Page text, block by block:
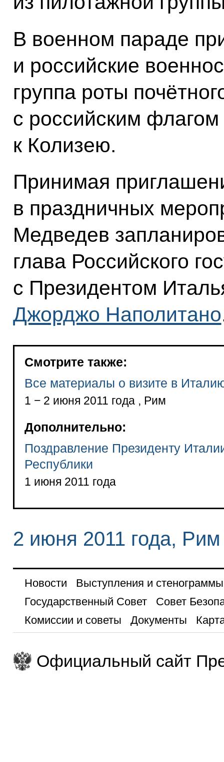
В военном параде
и российские
группа роты
с российским
к Колизею.
Принимая
в праздничных
Медведев
глава Российского
с Президентом
Джорджо Наполитано
Смотрите также:
Все материалы о визите в
1 − 2 июня 2011 года , Рим
Дополнительно:
Поздравление Президенту
Республики
1 июня 2011 года
2 июня 2011 года, Рим
Новости
Выступления и стенограммы
Государственный Совет
Совет
Комиссии и советы
Документы
Официальный сайт